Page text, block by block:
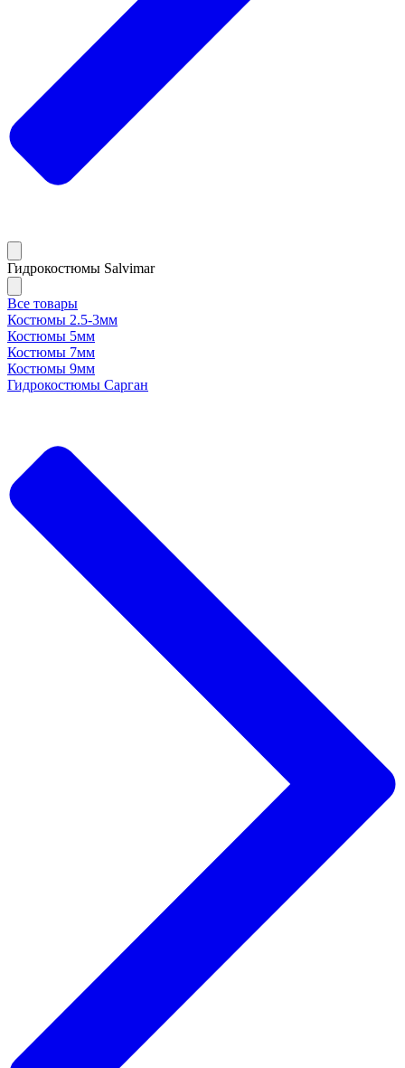
Гидрокостюмы Salvimar
Все товары
Костюмы 2.5-3мм
Костюмы 5мм
Костюмы 7мм
Костюмы 9мм
Гидрокостюмы Сарган